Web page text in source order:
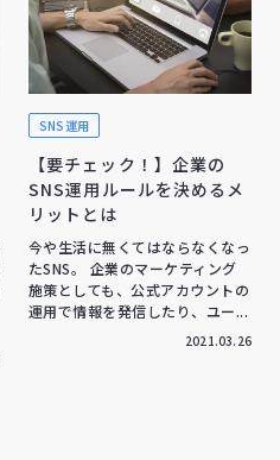
SNS運用
【要チェック！】企業の
SNS運用ルールを決めるメ
リットとは
今や生活に無くてはならなくなっ
たSNS。 企業のマーケティング
施策としても、公式アカウントの
運用で情報を発信したり、ユー...
2021.03.26